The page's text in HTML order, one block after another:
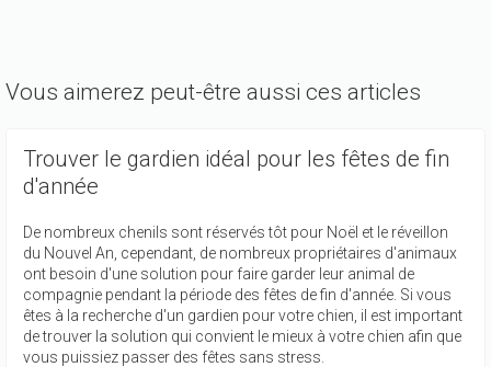
Vous aimerez peut-être aussi ces articles
Trouver le gardien idéal pour les fêtes de fin
d'année
De nombreux chenils sont réservés tôt pour Noël et le réveillon
du Nouvel An, cependant, de nombreux propriétaires d'animaux
ont besoin d'une solution pour faire garder leur animal de
compagnie pendant la période des fêtes de fin d'année. Si vous
êtes à la recherche d'un gardien pour votre chien, il est important
de trouver la solution qui convient le mieux à votre chien afin que
vous puissiez passer des fêtes sans stress.